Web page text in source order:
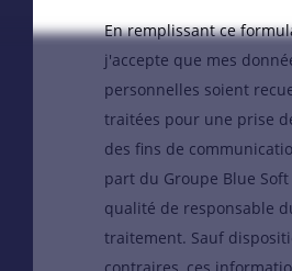
En remplissant ce
j'accepte que mes
personnelles soient
traitées pour une prise
des fins de
part du Groupe Blue
qualité de responsable
traitement. Sauf